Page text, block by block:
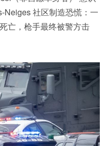
Neiges 社区制造恐慌：一
亡，枪手最终被警方击